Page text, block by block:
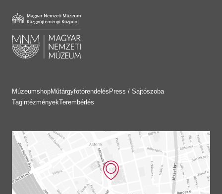
MúzeumshopMűtárgyfotórendelés Press / Sajtószoba
TagintézményekTerembérlés